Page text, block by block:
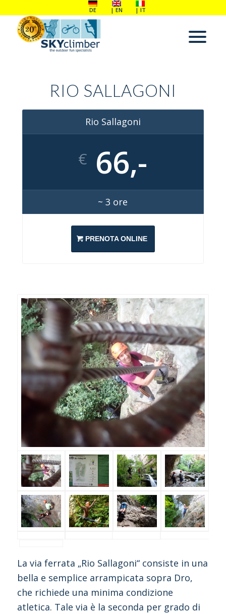
DE EN IT
RIO SALLAGONI
Rio Sallagoni
€ 66,-
~ 3 ore
PRENOTA ONLINE
La via ferrata „Rio Sallagoni“ consiste in una
bella e semplice arrampicata sopra Dro,
che richiede una minima condizione
atletica. Tale via è la seconda per grado di